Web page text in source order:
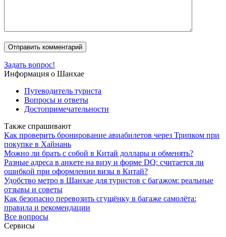
Задать вопрос!
Информация о Шанхае
Путеводитель туриста
Вопросы и ответы
Достопримечательности
Также спрашивают
Как проверить бронирование авиабилетов через Трипком при
покупке в Хайнань
Можно ли брать с собой в Китай доллары и обменять?
Разные адреса в анкете на визу и форме DQ: считается ли
ошибкой при оформлении визы в Китай?
Удобство метро в Шанхае для туристов с багажом: реальные
отзывы и советы
Как безопасно перевозить сгущёнку в багаже самолёта:
правила и рекомендации
Все вопросы
Сервисы